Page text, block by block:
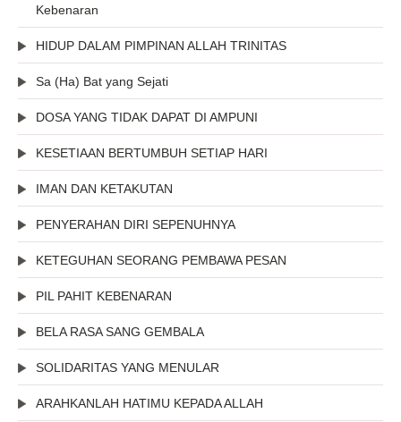
Kebenaran
HIDUP DALAM PIMPINAN ALLAH TRINITAS
Sa (Ha) Bat yang Sejati
DOSA YANG TIDAK DAPAT DI AMPUNI
KESETIAAN BERTUMBUH SETIAP HARI
IMAN DAN KETAKUTAN
PENYERAHAN DIRI SEPENUHNYA
KETEGUHAN SEORANG PEMBAWA PESAN
PIL PAHIT KEBENARAN
BELA RASA SANG GEMBALA
SOLIDARITAS YANG MENULAR
ARAHKANLAH HATIMU KEPADA ALLAH